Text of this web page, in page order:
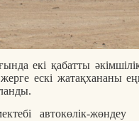
екі қабатты
ескі жатақхананы
автокөлік-жөндеу